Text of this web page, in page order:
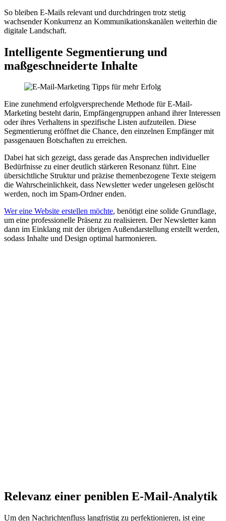
So bleiben E-Mails relevant und durchdringen trotz stetig
wachsender Konkurrenz an Kommunikationskanälen weiterhin die
digitale Landschaft.
Intelligente Segmentierung und
maßgeschneiderte Inhalte
Eine zunehmend erfolgversprechende Methode für E-Mail-
Marketing besteht darin, Empfängergruppen anhand ihrer Interessen
oder ihres Verhaltens in spezifische Listen aufzuteilen. Diese
Segmentierung eröffnet die Chance, den einzelnen Empfänger mit
passgenauen Botschaften zu erreichen.
Dabei hat sich gezeigt, dass gerade das Ansprechen individueller
Bedürfnisse zu einer deutlich stärkeren Resonanz führt. Eine
übersichtliche Struktur und präzise themenbezogene Texte steigern
die Wahrscheinlichkeit, dass Newsletter weder ungelesen gelöscht
werden, noch im Spam-Ordner enden.
Wer eine Website erstellen möchte, benötigt eine solide Grundlage,
um eine professionelle Präsenz zu realisieren. Der Newsletter kann
dann im Einklang mit der übrigen Außendarstellung erstellt werden,
sodass Inhalte und Design optimal harmonieren.
Relevanz einer peniblen E-Mail-Analytik
Um den Nachrichtenfluss langfristig zu perfektionieren, ist eine